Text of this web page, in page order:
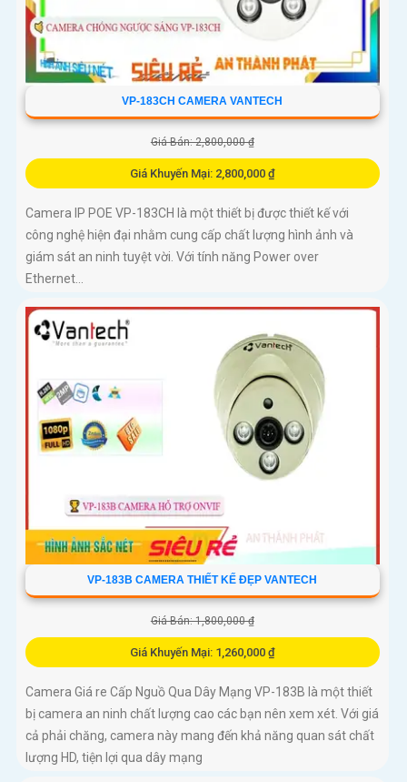
VP-183CH CAMERA VANTECH
Giá Bán: 2,800,000 ₫
Giá Khuyến Mại: 2,800,000 ₫
Camera IP POE VP-183CH là một thiết bị được thiết kế với
công nghệ hiện đại nhằm cung cấp chất lượng hình ảnh và
giám sát an ninh tuyệt vời. Với tính năng Power over
Ethernet...
VP-183B CAMERA THIẾT KẾ ĐẸP VANTECH
Giá Bán: 1,800,000 ₫
Giá Khuyến Mại: 1,260,000 ₫
Camera Giá re Cấp Nguồ Qua Dây Mạng VP-183B là một thiết
bị camera an ninh chất lượng cao các bạn nên xem xét. Với giá
cả phải chăng, camera này mang đến khả năng quan sát chất
lượng HD, tiện lợi qua dây mạng